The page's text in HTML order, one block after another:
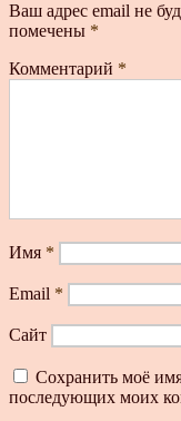
Ваш адрес email не
помечены *
Комментарий *
Имя *
Email *
Сайт
Сохранить моё
последующих моих